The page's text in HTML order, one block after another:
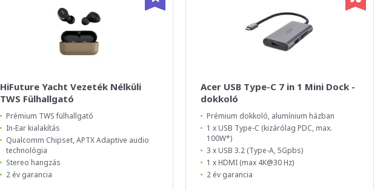
HiFuture Yacht Vezeték Nélküli
TWS Fülhallgató
Prémium TWS fülhallgató
In-Ear kialakítás
Qualcomm Chipset, APTX Adaptive audio
technológia
Stereo hangzás
2 év garancia
Acer USB Type-C 7 in 1 Mini Dock -
dokkoló
Prémium dokkoló, alumínium házban
1 x USB Type-C (kizárólag PDC, max.
100W*)
3 x USB 3.2 (Type-A, 5Gpbs)
1 x HDMI (max 4K@30 Hz)
2 év garancia